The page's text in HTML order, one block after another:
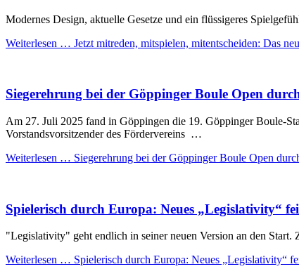
Modernes Design, aktuelle Gesetze und ein flüssigeres
Weiterlesen … Jetzt mitreden, mitspielen, mitentscheiden: Das
Siegerehrung bei der Göppinger Boule Open
Am 27. Juli 2025 fand in Göppingen die 19. Göppinger Boule-
Vorstandsvorsitzender des Fördervereins …
Weiterlesen … Siegerehrung bei der Göppinger Boule Open
Spielerisch durch Europa: Neues „Legislativity“
"Legislativity" geht endlich in seiner neuen Version an den
Weiterlesen … Spielerisch durch Europa: Neues „Legislativity“